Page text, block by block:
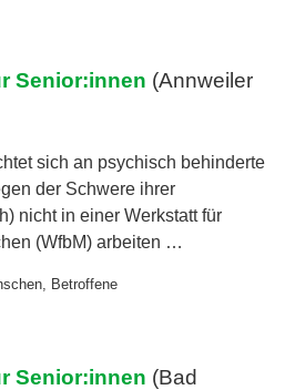
Senior:innen (Annweiler
sich an psychisch behinderte
der Schwere ihrer
nicht in einer Werkstatt für
(WfbM) arbeiten …
Betroffene
Senior:innen (Bad